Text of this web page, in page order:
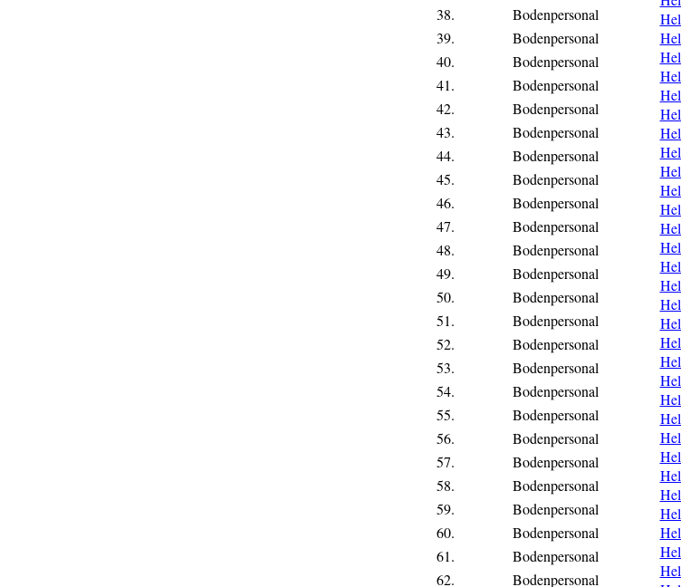
38.
Bodenpersonal
39.
Bodenpersonal
40.
Bodenpersonal
41.
Bodenpersonal
42.
Bodenpersonal
43.
Bodenpersonal
44.
Bodenpersonal
45.
Bodenpersonal
46.
Bodenpersonal
47.
Bodenpersonal
48.
Bodenpersonal
49.
Bodenpersonal
50.
Bodenpersonal
51.
Bodenpersonal
52.
Bodenpersonal
53.
Bodenpersonal
54.
Bodenpersonal
55.
Bodenpersonal
56.
Bodenpersonal
57.
Bodenpersonal
58.
Bodenpersonal
59.
Bodenpersonal
60.
Bodenpersonal
61.
Bodenpersonal
62.
Bodenpersonal